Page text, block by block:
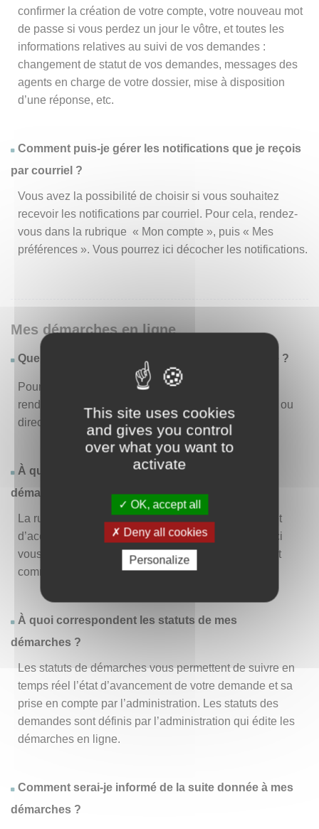
This site uses cookies
and gives you control
over what you want to
activate
OK, accept all
Deny all cookies
Personalize
confirmer la création de votre compte, votre nouveau mot
de passe si vous perdez un jour le vôtre, et toutes les
informations relatives au suivi de vos demandes :
changement de statut de vos demandes, messages des
agents en charge de votre dossier, mise à disposition
d’une réponse, etc.
Comment puis-je gérer les notifications que je reçois
par courriel ?
Vous avez la possibilité de choisir si vous souhaitez
recevoir les notifications par courriel. Pour cela, rendez-
vous dans la rubrique « Mon compte », puis « Mes
préférences ». Vous pourrez ici décocher les notifications.
Mes démarches en ligne
Quelles sont les démarches disponibles en ligne ?
Pour consulter la liste des démarches disponibles,
rendez-vous dans le menu « Liste des démarches » ou
directement en page d’accueil.
À quoi correspond la rubrique « Effectuer une
démarche » ?
La rubrique « Effectuer une démarche » vous permet
d’accéder à la liste des démarches disponibles. D’ici
vous pouvez choisir la démarche vous intéressant et
commencer à la remplir en un clic.
À quoi correspondent les statuts de mes
démarches ?
Les statuts de démarches vous permettent de suivre en
temps réel l’état d’avancement de votre demande et sa
prise en compte par l’administration. Les statuts des
demandes sont définis par l’administration qui édite les
démarches en ligne.
Comment serai-je informé de la suite donnée à mes
démarches ?